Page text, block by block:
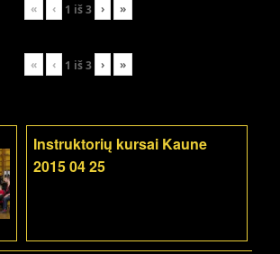
« ‹ 1 iš3 › »
« ‹ 1 iš3 › »
Instruktorių kursai Kaune
2015 04 25